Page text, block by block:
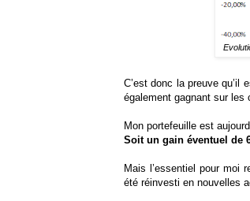
C’est donc la preuve qu’il
également gagnant sur les
Mon portefeuille est
Soit un gain éventuel de
Mais l’essentiel pour moi
été réinvesti en nouvelles